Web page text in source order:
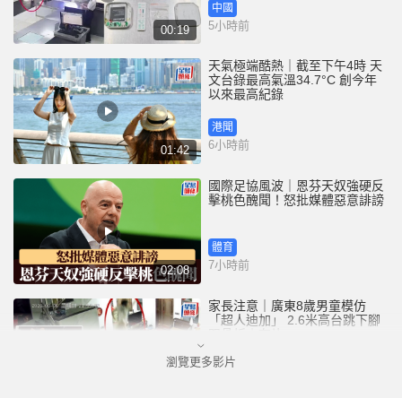
00:19
中國
5小時前
01:42
天氣極端酷熱｜截至下午4時 天
文台錄最高氣溫34.7°C 創今年
以來最高紀錄
港聞
6小時前
02:08
國際足協風波｜恩芬天奴強硬反
擊桃色醜聞！怒批媒體惡意誹謗
體育
7小時前
家長注意｜廣東8歲男童模仿
「超人迪加」 2.6米高台跳下腳
中國
瀏覽更多影片